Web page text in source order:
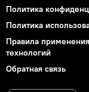
Политика
Политика
Правила
технологий
Обратная связь